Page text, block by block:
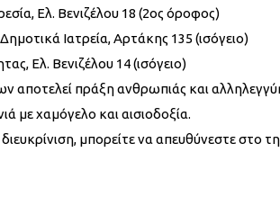
Ελ. Βενιζέλου 18 (2ος όροφος)
Ιατρεία, Αρτάκης 135 (ισόγειο)
Ελ. Βενιζέλου 14 (ισόγειο)
αποτελεί πράξη ανθρωπιάς και
με χαμόγελο και αισιοδοξία.
μπορείτε να απευθύνεστε στο